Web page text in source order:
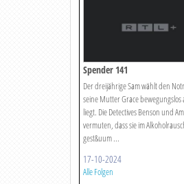
Spender 141
Der dreijährige Sam wählt den
seine Mutter Grace bewegungslos
liegt. Die Detectives Benson und
vermuten, dass sie im
gest&uum ...
17-10-2024
Alle Folgen